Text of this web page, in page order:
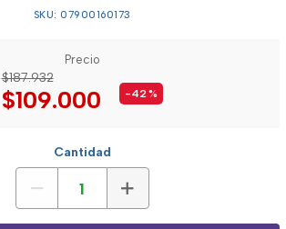
SKU: 07900160173
Precio
$187.932
$109.000 -42 %
Cantidad